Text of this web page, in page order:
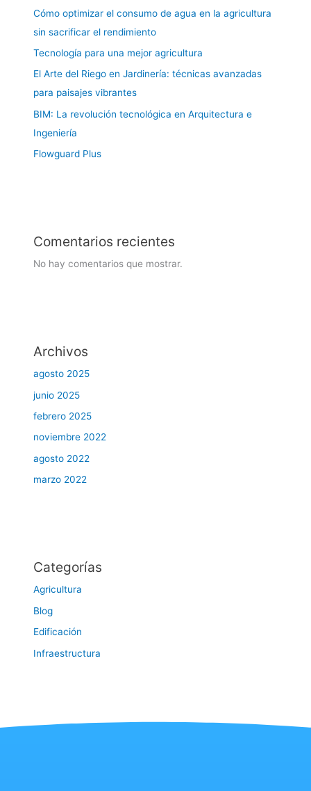
Cómo optimizar el consumo de agua en la agricultura
sin sacrificar el rendimiento
Tecnología para una mejor agricultura
El Arte del Riego en Jardinería: técnicas avanzadas
para paisajes vibrantes
BIM: La revolución tecnológica en Arquitectura e
Ingeniería
Flowguard Plus
Comentarios recientes
No hay comentarios que mostrar.
Archivos
agosto 2025
junio 2025
febrero 2025
noviembre 2022
agosto 2022
marzo 2022
Categorías
Agricultura
Blog
Edificación
Infraestructura